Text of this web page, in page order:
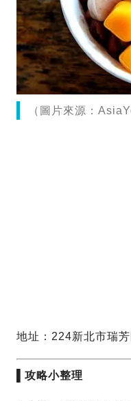
（圖片來源：
地址：224新北市瑞
攻略小整理